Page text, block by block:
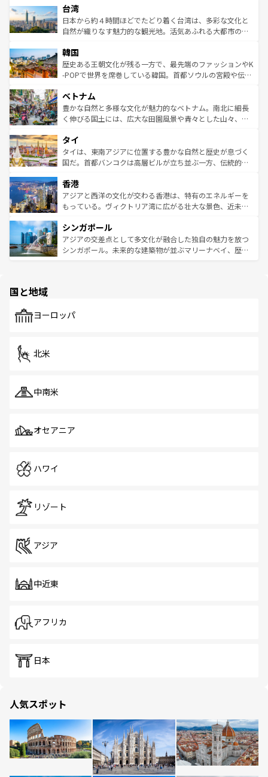
情報は
人々、おいしいローカルフードやハワイアンミュージッ
ク、伝統的なフラダンスなど、すべてがハワイの魅力を彩
っている。訪れるたびに新しい発見と感動が待っているハ
はコンテンツ一覧
リアリーフや大陸中央部にそびえるウルル（エアーズロッ
ク）、タスマニアの美しい原生林やケアンズの熱帯雨林な
ど、見どころがたくさん。また、カフェやワイン、オージ
いる。アクティビティも充実しており、サーフィンやダイ
ビング、ハイキングなど、アウトドア好きにはたまらな
い。オーストラリアの多彩な魅力を存分に味わいつくそ
参照してほしい。
台湾
日本から約４時間ほどでたどり着く台湾は、多彩な文化と
自然が織りなす魅力的な観光地。活気あふれる大都市の台
ン）、静ひつな山岳地帯である台湾東部など、都市の喧騒
と山間の静けさが共存しており、訪れる人に新しい発見と
驚きをもたらしてくれる。また、奥深い台湾の食文化も魅
容にもいいと評判のスイーツなど、バラエティ豊かな料理
が味わえる。 なお、新着の台湾情報は コンテンツ一覧を参
照してほしい。
韓国
歴史ある王朝文化が残る一方で、最先端のファッションやK
-POPで世界を席巻している韓国。首都ソウルの宮殿や伝統
き、地方に足を延ばせば四季折々の自然美を楽しむことが
できる。そして、キムチや焼肉、絶品のストリートフード
まで、さまざまな韓国料理が待っている。夜には、韓国な
リティに包まれながら、韓国の多彩な魅力を心ゆくまで味
わってみてほしい。 なお、新着の韓国情報はコンテンツ一
覧を参照してほしい。
ベトナム
豊かな自然と多様な文化が魅力的なベトナム。南北に細長
く伸びる国土には、広大な田園風景や青々とした山々、世
急速な発展と共に伝統が息づく。ハノイの古い町並みやホ
ーチミン市のフランス統治時代の建物も、独特の雰囲気を
醸し出している。また、バラエティの豊かさとおいしさで
とつ。フォーやバインミー、ベトナムコーヒーなどは、ぜ
ひ現地で味わいたい。どの地域を訪れてもあたたかい人々
が旅行者を迎えてくれるので、きっと忘れられない旅にな
参照してほしい。
タイ
タイは、東南アジアに位置する豊かな自然と歴史が息づく
国だ。首都バンコクは高層ビルが立ち並ぶ一方、伝統的な
の活気が交差している。北部ではチェンマイなどの山岳地
帯で自然と触れ合い、南部ではプーケットやクラビの美し
いビーチでリゾート気分を楽しむことができる。タイ料理
激する。気候は一年中温暖で、どの季節にも異なる楽しみ
が待っている。親しみやすいタイの人々、仏教を中心とし
た文化、そして多様な観光資源が、訪れる旅人を魅了し続
香港
アジアと西洋の文化が交わる香港は、特有のエネルギーを
もっている。ヴィクトリア湾に広がる壮大な景色、近未来
み、どこを訪れても感動するはず。観光スポットが密集し
ており、効率よく見どころを回れるのも魅力。息をのむよ
うな絶景から文化的な体験まで、香港を存分に楽しみ尽く
シンガポール
アジアの交差点として多文化が融合した独自の魅力を放つ
シンガポール。未来的な建築物が並ぶマリーナベイ、歴史
で、ホーカーズは地元の風情を楽しめる外せないスポット
国と地域
ヨーロッパ
北米
中南米
オセアニア
ハワイ
リゾート
アジア
中近東
アフリカ
日本
人気スポット